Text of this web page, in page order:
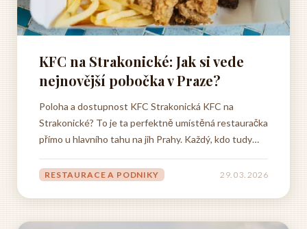
KFC na Strakonické: Jak si vede
nejnovější pobočka v Praze?
Poloha a dostupnost KFC Strakonická KFC na
Strakonické? To je ta perfektně umístěná restauračka
přímo u hlavního tahu na jih Prahy. Každý, kdo tudy
můžete kdykoliv zastavit a dát si něco dobrého - ať už
RESTAURACE A PODNIKY 29. 03. 2026